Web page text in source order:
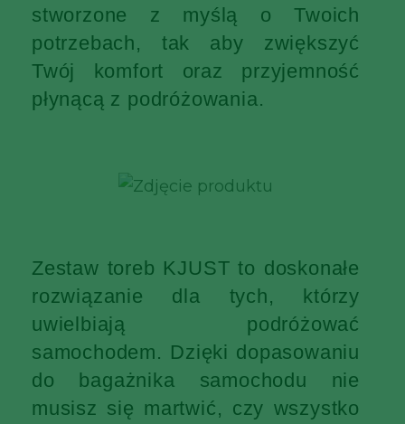
stworzone z myślą o Twoich
potrzebach, tak aby zwiększyć
Twój komfort oraz przyjemność
płynącą z podróżowania.
Zestaw toreb KJUST to doskonałe
rozwiązanie dla tych, którzy
uwielbiają podróżować
samochodem. Dzięki dopasowaniu
do bagażnika samochodu nie
musisz się martwić, czy wszystko